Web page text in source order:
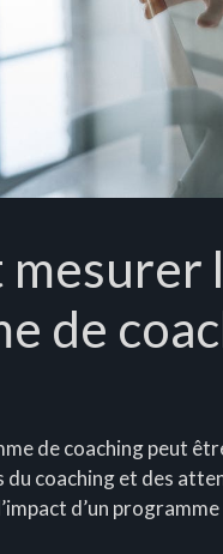
de
de coaching peut
coaching et des
d’un programme